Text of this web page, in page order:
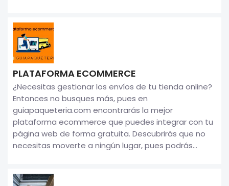
PLATAFORMA ECOMMERCE
¿Necesitas gestionar los envíos de tu tienda online?
Entonces no busques más, pues en
guiapaqueteria.com encontrarás la mejor
plataforma ecommerce que puedes integrar con tu
página web de forma gratuita. Descubrirás que no
necesitas moverte a ningún lugar, pues podrás...